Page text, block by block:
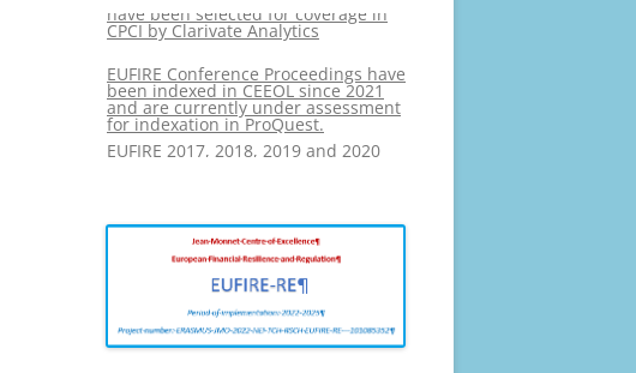
PHOTO GALLERY
CPCI by Clarivate Analytics
been indexed in CEEOL since 2021
and are currently under assessment
for indexation in ProQuest.
EUFIRE 2017, 2018, 2019 and 2020
have been selected for coverage in
CPCI by Clarivate Analytics